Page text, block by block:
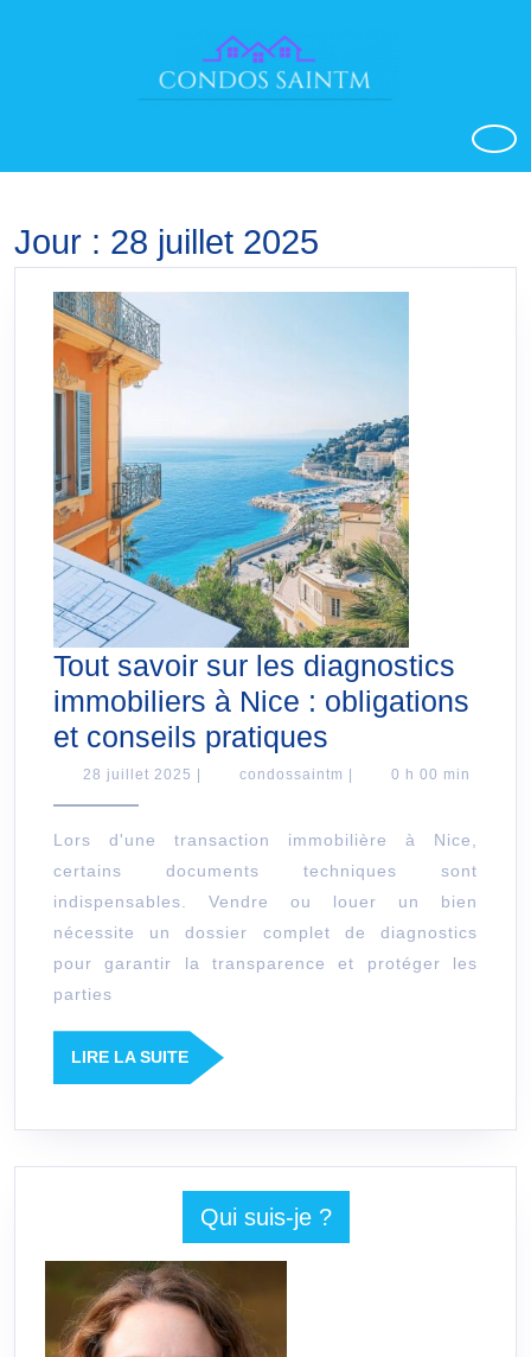
Jour : 28 juillet 2025
Tout savoir sur les diagnostics
immobiliers à Nice : obligations
et conseils pratiques
savoir
les
diagnostics
immobiliers
à
conseils
pratiques
28 juillet 2025 28
condossaintm condossaintm
0 h 00 min
Lors d'une transaction immobilière à Nice,
certains documents techniques sont
indispensables. Vendre ou louer un bien
nécessite un dossier complet de diagnostics
pour garantir la transparence et protéger les
parties
LIRE LA SUITELIRE
LA
Qui suis-je ?